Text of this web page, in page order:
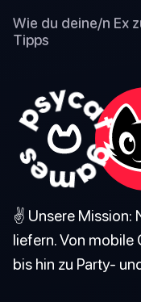
Wie du deine/n Ex
Tipps
✌️ Unsere Mission:
liefern. Von mobile
bis hin zu Party-